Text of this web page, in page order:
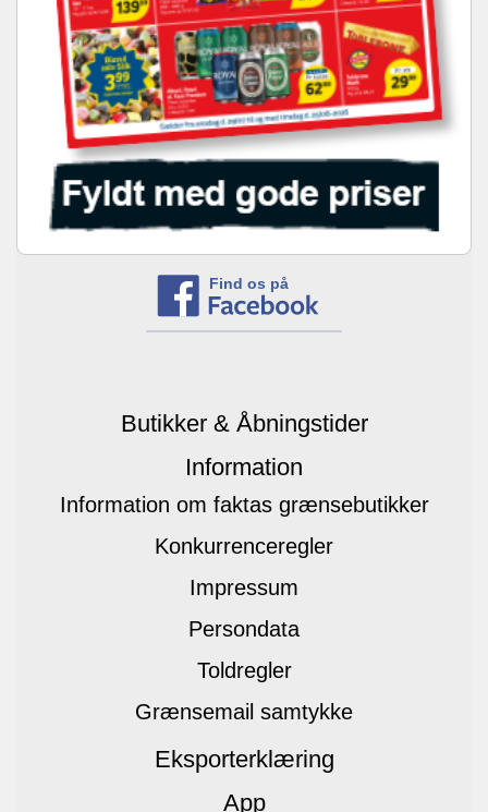
Find os på
Butikker & Åbningstider
Information
Information om faktas grænsebutikker
Konkurrenceregler
Impressum
Persondata
Toldregler
Grænsemail samtykke
Eksporterklæring
App